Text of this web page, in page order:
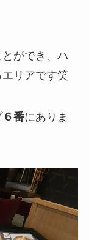
ができ、ハ
リアです笑
６番にありま